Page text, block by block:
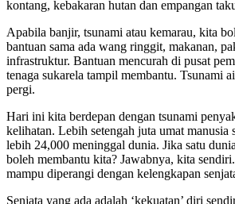
kontang, kebakaran hutan dan empangan
Apabila banjir, tsunami atau kemarau, kita
bantuan sama ada wang ringgit, makanan,
infrastruktur. Bantuan mencurah di pusat
tenaga sukarela tampil membantu. Tsunami
pergi.
Hari ini kita berdepan dengan tsunami
kelihatan. Lebih setengah juta umat manusia
lebih 24,000 meninggal dunia. Jika satu
boleh membantu kita? Jawabnya, kita
mampu diperangi dengan kelengkapan
Senjata yang ada adalah ‘kekuatan’ diri